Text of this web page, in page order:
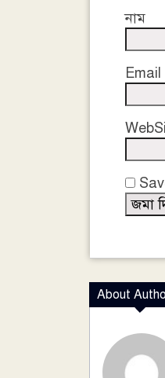
নাম
Email
About